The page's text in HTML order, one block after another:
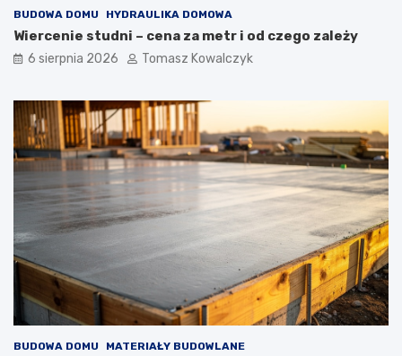
BUDOWA DOMU HYDRAULIKA DOMOWA
Wiercenie studni – cena za metr i od czego zależy
6 sierpnia 2026 Tomasz Kowalczyk
BUDOWA DOMU MATERIAŁY BUDOWLANE